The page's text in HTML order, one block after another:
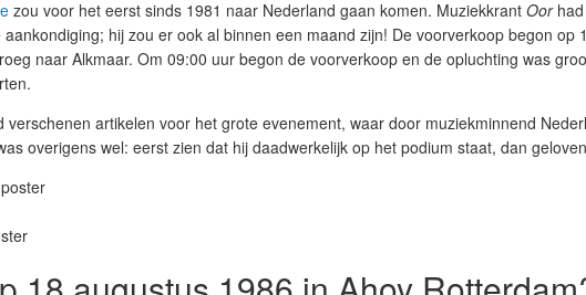
zou voor het eerst sinds 1981 naar Nederland gaan komen. Muziekkrant Oorhad
hij zou er ook al binnen een maand zijn! De voorverkoop begon op
naar Alkmaar. Om 09:00 uur begon de voorverkoop en de opluchting was
artikelen voor het grote evenement, waar door muziekminnend
overigens wel: eerst zien dat hij daadwerkelijk op het podium staat, dan